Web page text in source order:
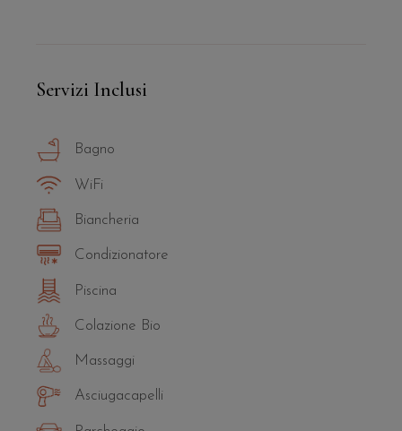
Servizi Inclusi
Bagno
WiFi
Biancheria
Condizionatore
Piscina
Colazione Bio
Massaggi
Asciugacapelli